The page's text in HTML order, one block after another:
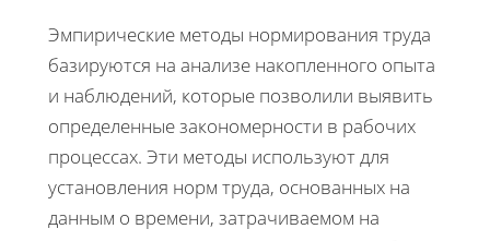
Эмпирические методы нормирования труда
базируются на анализе накопленного опыта
и наблюдений, которые позволили выявить
определенные закономерности в рабочих
процессах. Эти методы используют для
установления норм труда, основанных на
данным о времени, затрачиваемом на